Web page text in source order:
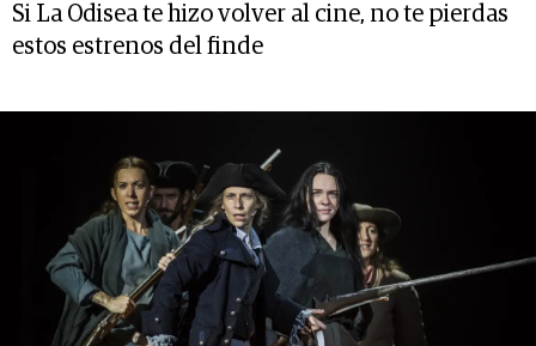
Si La Odisea te hizo volver al cine, no te pierdas
estos estrenos del finde